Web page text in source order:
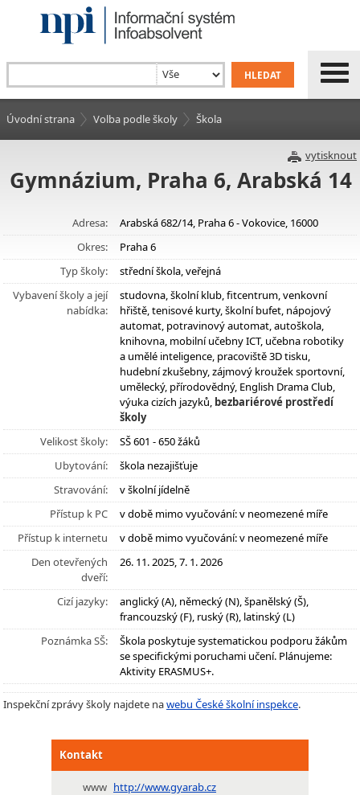
Úvodní strana Volba podle školy Škola
vytisknout
Gymnázium, Praha 6, Arabská 14
Adresa:
Arabská 682/14, Praha 6 - Vokovice, 16000
Okres:
Praha 6
Typ školy:
střední škola, veřejná
Vybavení školy a její
nabídka:
studovna, školní klub, fitcentrum, venkovní
hřiště, tenisové kurty, školní bufet, nápojový
automat, potravinový automat, autoškola,
knihovna, mobilní učebny ICT, učebna robotiky
a umělé inteligence, pracoviště 3D tisku,
hudební zkušebny, zájmový kroužek sportovní,
umělecký, přírodovědný, English Drama Club,
výuka cizích jazyků, bezbariérové prostředí
školy
Velikost školy:
SŠ 601 - 650 žáků
Ubytování:
škola nezajišťuje
Stravování:
v školní jídelně
Přístup k PC
v době mimo vyučování: v neomezené míře
Přístup k internetu
v době mimo vyučování: v neomezené míře
Den otevřených
dveří:
26. 11. 2025, 7. 1. 2026
Cizí jazyky:
anglický (A), německý (N), španělský (Š),
francouzský (F), ruský (R), latinský (L)
Poznámka SŠ:
Škola poskytuje systematickou podporu žákům
se specifickými poruchami učení. Plánujeme:
Aktivity ERASMUS+.
Inspekční zprávy školy najdete nawebu České školní inspekce.
Kontakt
www http://www.gyarab.cz